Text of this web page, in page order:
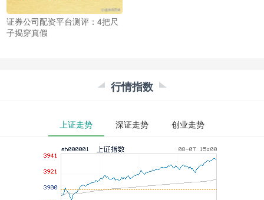
证券公司配资平台测评：4把尺
子揭穿真假
行情指数
上证走势 深证走势 创业走势